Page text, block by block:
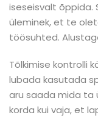
iseseisvalt õppida.
üleminek, et te
töösuhted.
Tõlkimise kontrolli
lubada kasutada
aru saada mida ta
korda kui vaja, et